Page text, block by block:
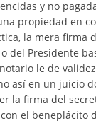
y no
propiedad en
la mera firma
del Presidente
le de
así en un juicio
la firma del
el beneplácito